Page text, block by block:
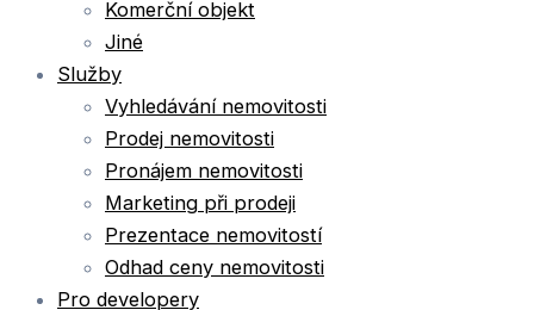
Komerční objekt
Jiné
Služby
Vyhledávání nemovitosti
Prodej nemovitosti
Pronájem nemovitosti
Marketing při prodeji
Prezentace nemovitostí
Odhad ceny nemovitosti
Pro developery